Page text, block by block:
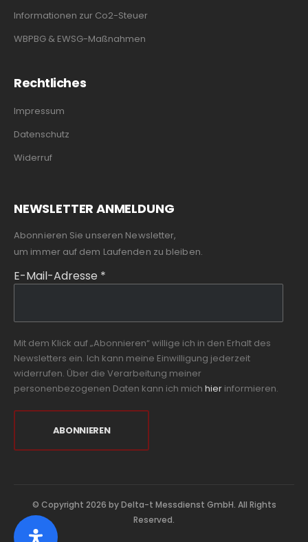
Informationen zur Co2-Steuer
WBPBG & EWSG-Maßnahmen
Rechtliches
Impressum
Datenschutz
Widerruf
NEWSLETTER ANMELDUNG
Abonnieren Sie unseren Newsletter,
um immer auf dem Laufenden zu bleiben.
E-Mail-Adresse *
Mit dem Klick auf „Abonnieren“ willige ich in den Erhalt des
Newsletters ein. Ich kann meine Einwilligung jederzeit
widerrufen. Über die Verarbeitung meiner
personenbezogenen Daten kann ich mich hier informieren.
© Copyright 2026 by Delta-t Messdienst GmbH. All Rights
Reserved.